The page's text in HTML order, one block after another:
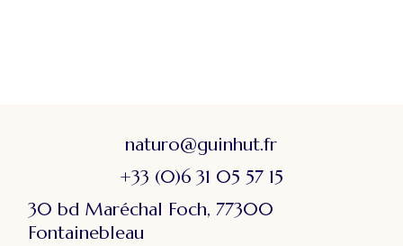
naturo@guinhut.fr
+33 (0)6 31 05 57 15
30 bd Maréchal Foch, 77300
Fontainebleau